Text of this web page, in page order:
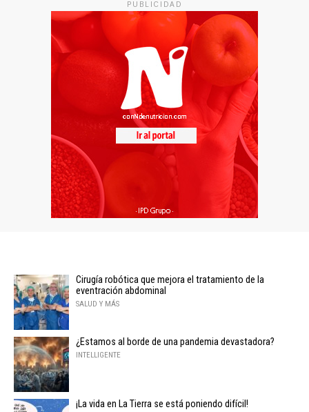
PUBLICIDAD
Cirugía robótica que mejora el tratamiento de la
eventración abdominal
SALUD Y MÁS
¿Estamos al borde de una pandemia devastadora?
INTELLIGENTE
¡La vida en La Tierra se está poniendo difícil!